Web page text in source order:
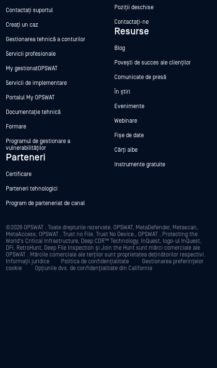
Contactați suportul
Creați un caz
Gestionarea tehnică a conturilor
Servicii profesionale
My gestionatOPSWAT
Servicii de implementare
Portalul My OPSWAT
Documentație tehnică
Formare
Programul de gestionare a
vulnerabilităților
Parteneri
Certificare
Parteneri tehnologici
Program de parteneriat de canal
Poziții deschise
Contactați-ne
Resurse
Blog
Povești de succes ale clienților
Comunicate de presă
În știri
Evenimente
Webinare
Fișe de date
Cărți albe
Instrumente gratuite
©2026 OPSWAT . Toate drepturile rezervate. OPSWAT, MetaDefender, Metascan,
MetaAccess, OPSWAT , Trust no File. Trust No Device., OPSWAT , Protecting the
World's Critical Infrastructure, Deep CDR™ Technology, InQuest, logo-ul InQuest,
DFI, RetroHunt, Deep File Inspection și Join the Hunt sunt mărci comerciale ale
OPSWAT . Mărcile comerciale ale terților sunt proprietatea deținătorilor respectivi.
Informații juridice
Politica de confidențialitate
Gestionarea preferințelor
cookie
Opțiunile dvs. de confidențialitate din California